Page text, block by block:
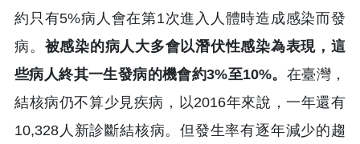
約只有5%病人會在第1次進入人體時造成感染而發
病。 被感染的病人大多會以潛伏性感染為表現，這
些病人終其一生發病的機會約3%至10%。 在臺灣，
結核病仍不算少見疾病，以2016年來說，一年還有
10,328人新診斷結核病。但發生率有逐年減少的趨